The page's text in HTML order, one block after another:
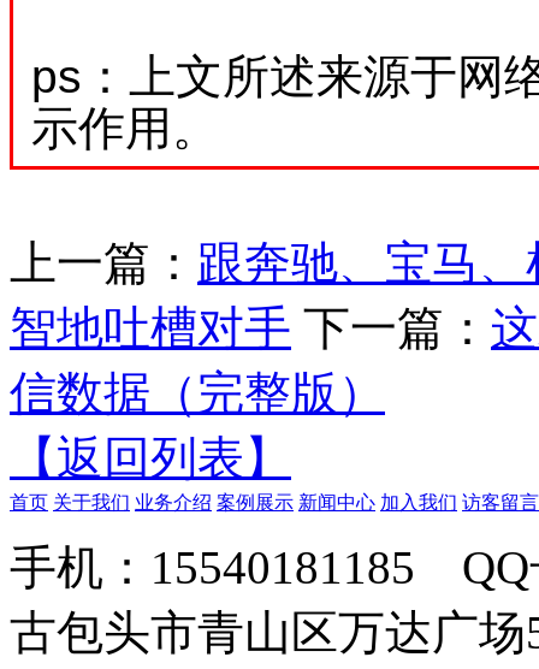
ps：上文所述来源于网
示作用。
上一篇： 跟奔驰、宝马
智地吐槽对手 下一篇：
信数据（完整版）
【返回列表】
首页 关于我们 业务介绍 案例展示 新闻中心 加入我们 访客留言
手机：15540181185
古包头市青山区万达广